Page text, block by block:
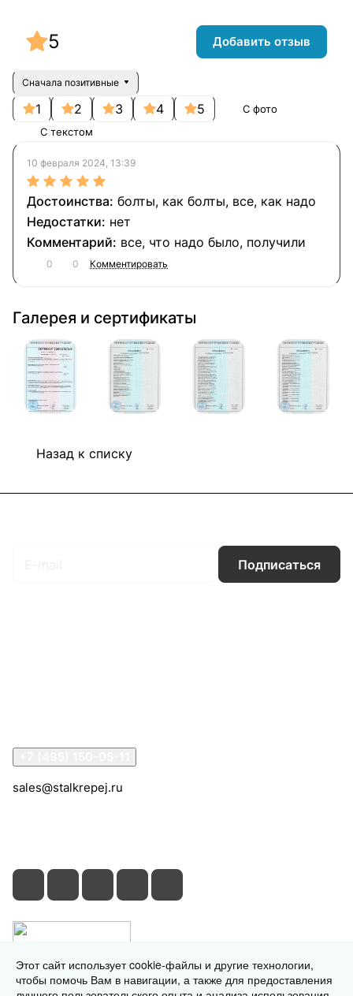
Сначала позитивные
1 2 3 4 5
С фото
С текстом
10 февраля 2024, 13:39
болты, как болты, все, как надо
нет
все, что надо было, получили
0 0 Комментировать
5 Добавить отзыв
Галерея и сертификаты
Назад к списку
Подписаться
sales@stalkrepej.ru
Этот сайт использует cookie-файлы и другие технологии,
чтобы помочь Вам в навигации, а также для предоставления